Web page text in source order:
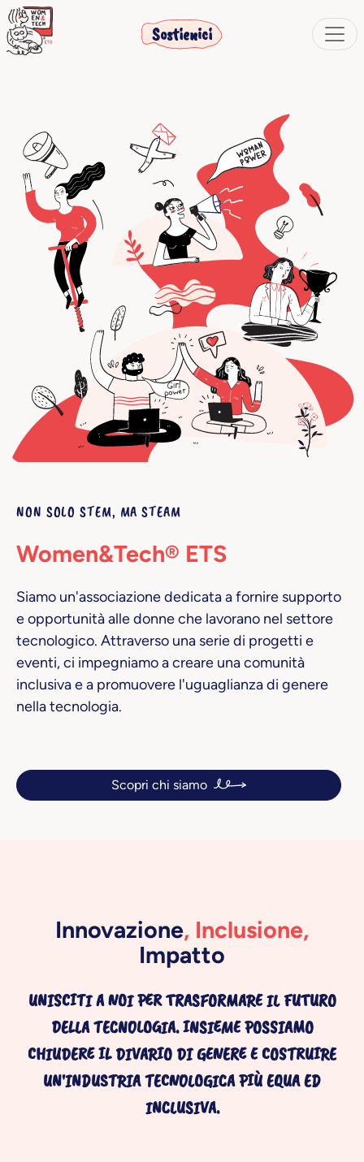
Sostienici
NON SOLO STEM, MA STEAM
Women&Tech® ETS
Siamo un'associazione dedicata a fornire supporto
e opportunità alle donne che lavorano nel settore
tecnologico. Attraverso una serie di progetti e
eventi, ci impegniamo a creare una comunità
inclusiva e a promuovere l'uguaglianza di genere
nella tecnologia.
Scopri chi siamo
Innovazione, Inclusione,
Impatto
UNISCITI A NOI PER TRASFORMARE IL FUTURO
DELLA TECNOLOGIA. INSIEME POSSIAMO
CHIUDERE IL DIVARIO DI GENERE E COSTRUIRE
UN'INDUSTRIA TECNOLOGICA PIÙ EQUA ED
INCLUSIVA.